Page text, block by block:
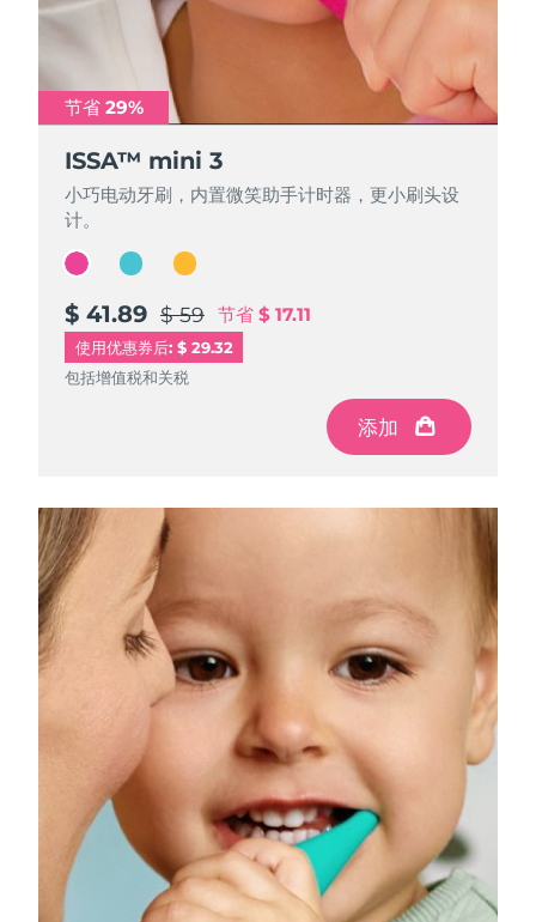
节省 29%
ISSA™ mini 3
小巧电动牙刷，内置微笑助手计时器，更小刷头设
计。
$ 41.89 $ 59 节省 $ 17.11
使用优惠券后: $ 29.32
包括增值税和关税
添加
节省 29%
ISSA™ mini 3
小巧电动牙刷，内置微笑助手计时器，更小刷头设
计。
$ 41.89 $ 59 节省 $ 17.11
包括增值税和关税
添加
节省 29%
ISSA™ mini 3
小巧电动牙刷，内置微笑助手计时器，更小刷头设
计。
$ 41.89 $ 59 节省 $ 17.11
包括增值税和关税
添加